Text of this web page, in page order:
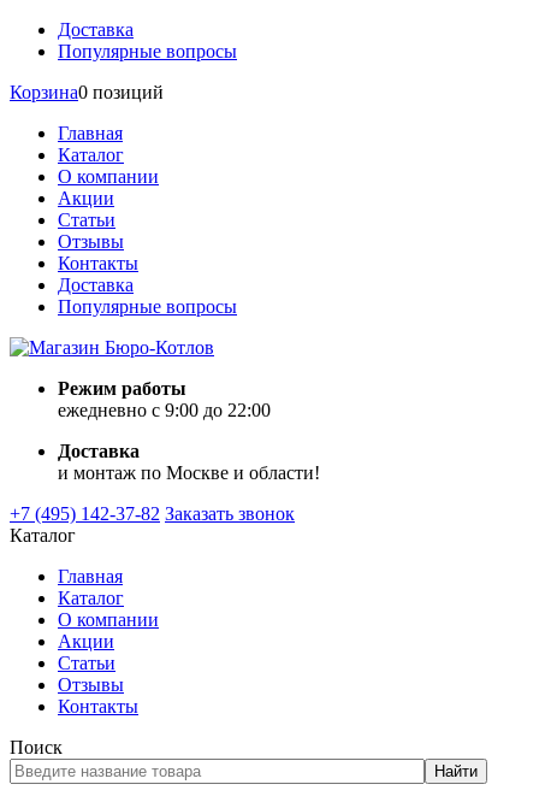
Доставка
Популярные вопросы
Корзина0 позиций
Главная
Каталог
О компании
Акции
Статьи
Отзывы
Контакты
Доставка
Популярные вопросы
Режим работы
ежедневно с 9:00 до 22:00
Доставка
и монтаж по Москве и области!
+7 (495) 142-37-82 Заказать звонок
Каталог
Главная
Каталог
О компании
Акции
Статьи
Отзывы
Контакты
Поиск
Найти